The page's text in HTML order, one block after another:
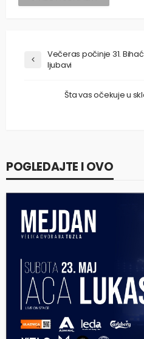
Večeras počinje 31.
ljubavi
Šta vas očekuje u
POGLEDAJTE I OVO